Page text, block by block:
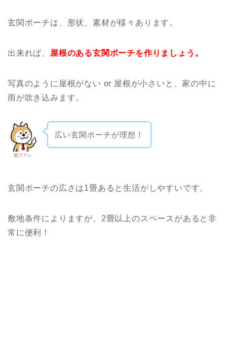
玄関ポーチは、形状、素材が様々あります。
出来れば、 屋根のある玄関ポーチを作りましょう。
写真のように屋根がない or 屋根が小さいと、家の中に
雨が吹き込みます。
庭ファン
広い玄関ポーチが理想！
玄関ポーチの広さは1畳あると生活がしやすいです。
敷地条件によりますが、2畳以上のスペースがあると非
常に便利！